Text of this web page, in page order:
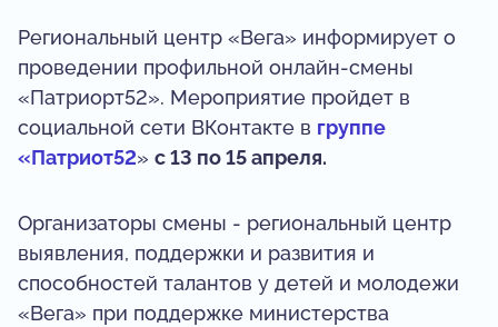
Региональный центр «Вега» информирует о
проведении профильной онлайн-смены
«Патриорт52». Мероприятие пройдет в
социальной сети ВКонтакте в группе
«Патриот52» с 13 по 15 апреля.
Организаторы смены - региональный центр
выявления, поддержки и развития и
способностей талантов у детей и молодежи
«Вега» при поддержке министерства